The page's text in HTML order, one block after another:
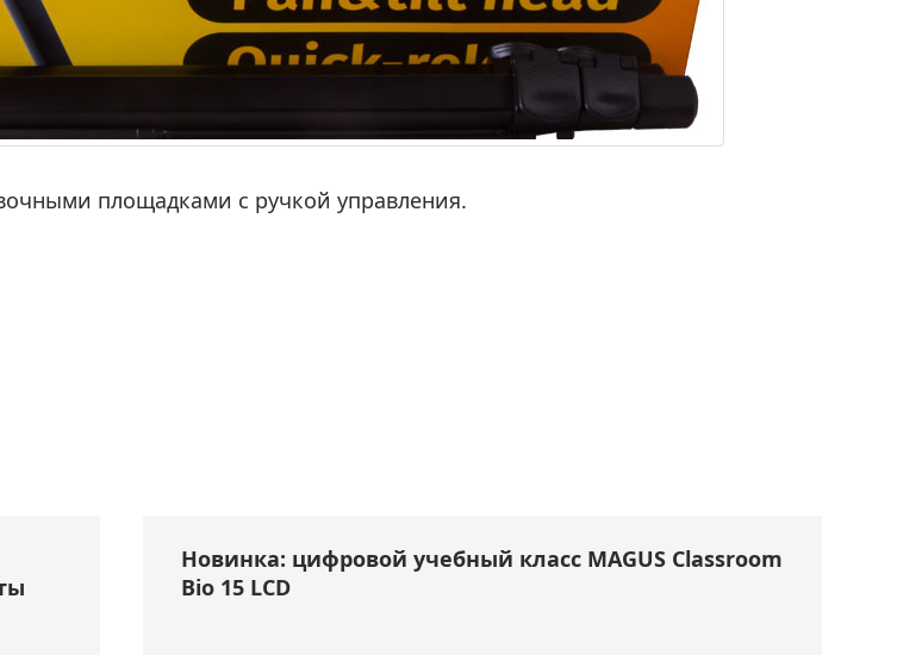
площадками с ручкой управления.
Новинка: цифровой учебный класс MAGUS Classroom
Bio 15 LCD